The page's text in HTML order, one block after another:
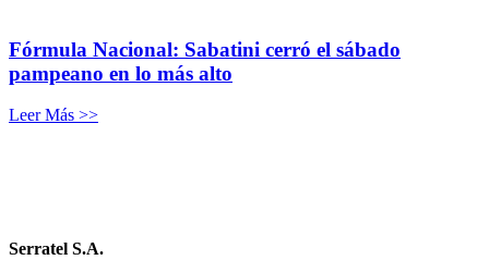
Fórmula Nacional: Sabatini cerró el sábado
pampeano en lo más alto
Leer Más >>
Serratel S.A.